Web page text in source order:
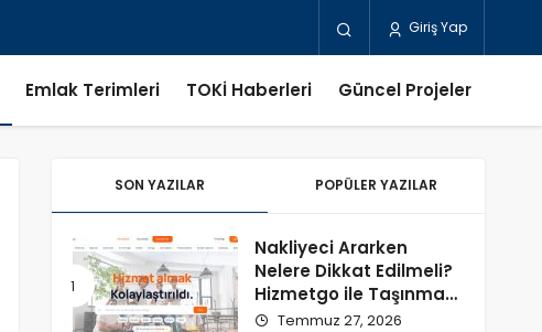
Giriş Yap
Emlak Terimleri TOKİ Haberleri Güncel Projeler
SON YAZILAR POPÜLER YAZILAR
Nakliyeci Ararken
Nelere Dikkat Edilmeli?
Hizmetgo ile Taşınma
Sürecini Kolaylaştırın
Temmuz 27, 2026